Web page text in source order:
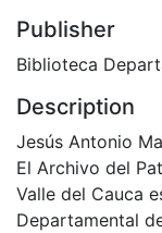
Publisher
Biblioteca
Description
Jesús Antonio
El Archivo del
Valle del Cauca
Departamental